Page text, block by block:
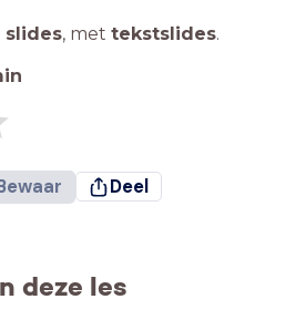
slides, met tekstslides.
Deel
deze les